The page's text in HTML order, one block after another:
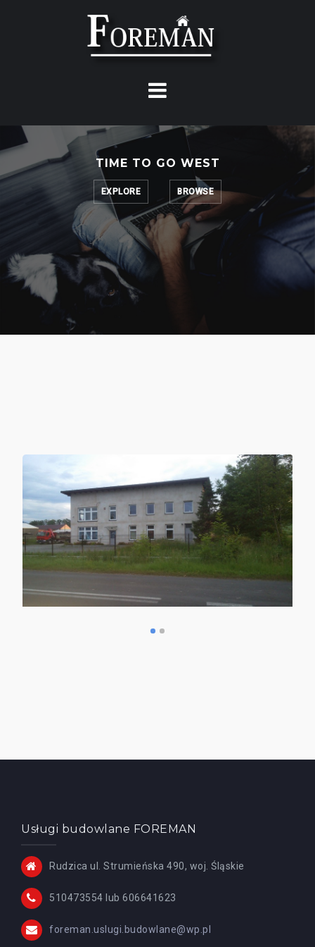
TIME TO GO WEST
EXPLORE BROWSE
Usługi budowlane FOREMAN
Rudzica ul. Strumieńska 490, woj. Śląskie
510473554 lub 606641623
foreman.uslugi.budowlane@wp.pl